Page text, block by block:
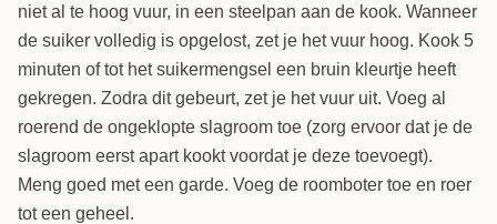
niet al te hoog vuur, in een steelpan aan de kook. Wanneer
de suiker volledig is opgelost, zet je het vuur hoog. Kook 5
minuten of tot het suikermengsel een bruin kleurtje heeft
gekregen. Zodra dit gebeurt, zet je het vuur uit. Voeg al
roerend de ongeklopte slagroom toe (zorg ervoor dat je de
slagroom eerst apart kookt voordat je deze toevoegt).
Meng goed met een garde. Voeg de roomboter toe en roer
tot een geheel.